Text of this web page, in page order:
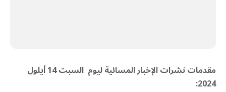
مقدمات نشرات الإخبار المسائية ليوم السبت 14 أيلول
2024: